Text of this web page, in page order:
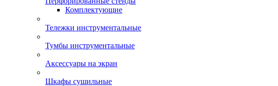
Комплектующие
Тележки инструментальные
Тумбы инструментальные
Аксессуары на экран
Шкафы сушильные